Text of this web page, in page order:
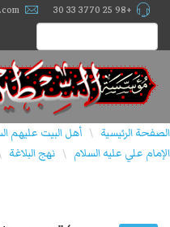
+98 25 3770 33 30
الصفحة الرئيسية \ أهل البيت عليهم
الإمام علي عليه السلام \ نهج البلاغة